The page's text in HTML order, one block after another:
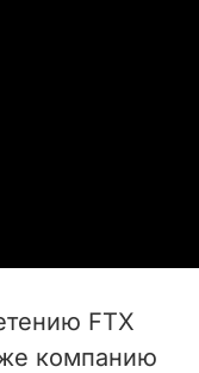
FTX
компанию